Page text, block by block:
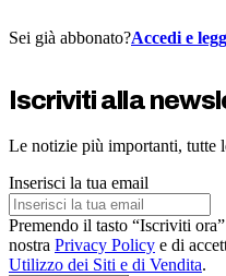
Sei già abbonato?Accedi e
Iscriviti alla
Le notizie più importanti, tutte
Inserisci la tua email
Premendo il tasto “Iscriviti
nostra Privacy Policy e di
Utilizzo dei Siti e di Vendita.